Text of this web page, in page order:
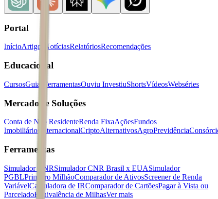
Portal
InícioArtigos NotíciasRelatóriosRecomendações
Educacional
CursosGuias FerramentasOuviu InvestiuShortsVídeosWebséries
Mercados e Soluções
Conta de Não ResidenteRenda FixaAçõesFundos
Imobiliários
InternacionalCriptoAlternativosAgroPrevidência
Ferramentas
Simulador CNRSimulador CNR Brasil x EUASimulador
PGBLPrimeiro MilhãoComparador de AtivosScreener de Renda
VariávelCalculadora de IRComparador de CartõesPagar à Vista ou
ParceladoEquivalência de MilhasVer mais